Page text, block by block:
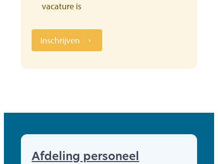
vacature is
Inschrijven
Afdeling personeel